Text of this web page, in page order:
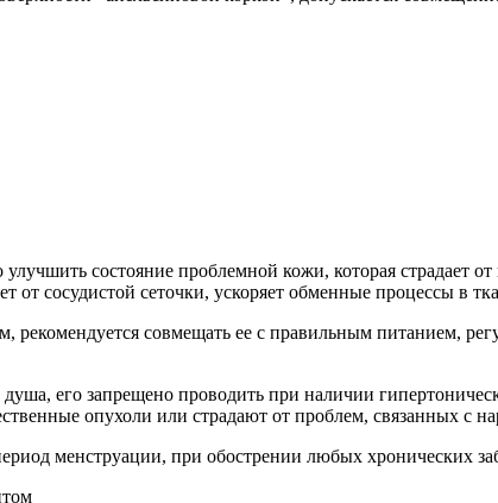
состояние проблемной кожи, которая страдает
от сосудистой сеточки, ускоряет обменные процессы в
совмещать ее с правильным питанием,
его запрещено проводить при наличии
опухоли или страдают от проблем, связанных с
менструации, при обострении любых хронических